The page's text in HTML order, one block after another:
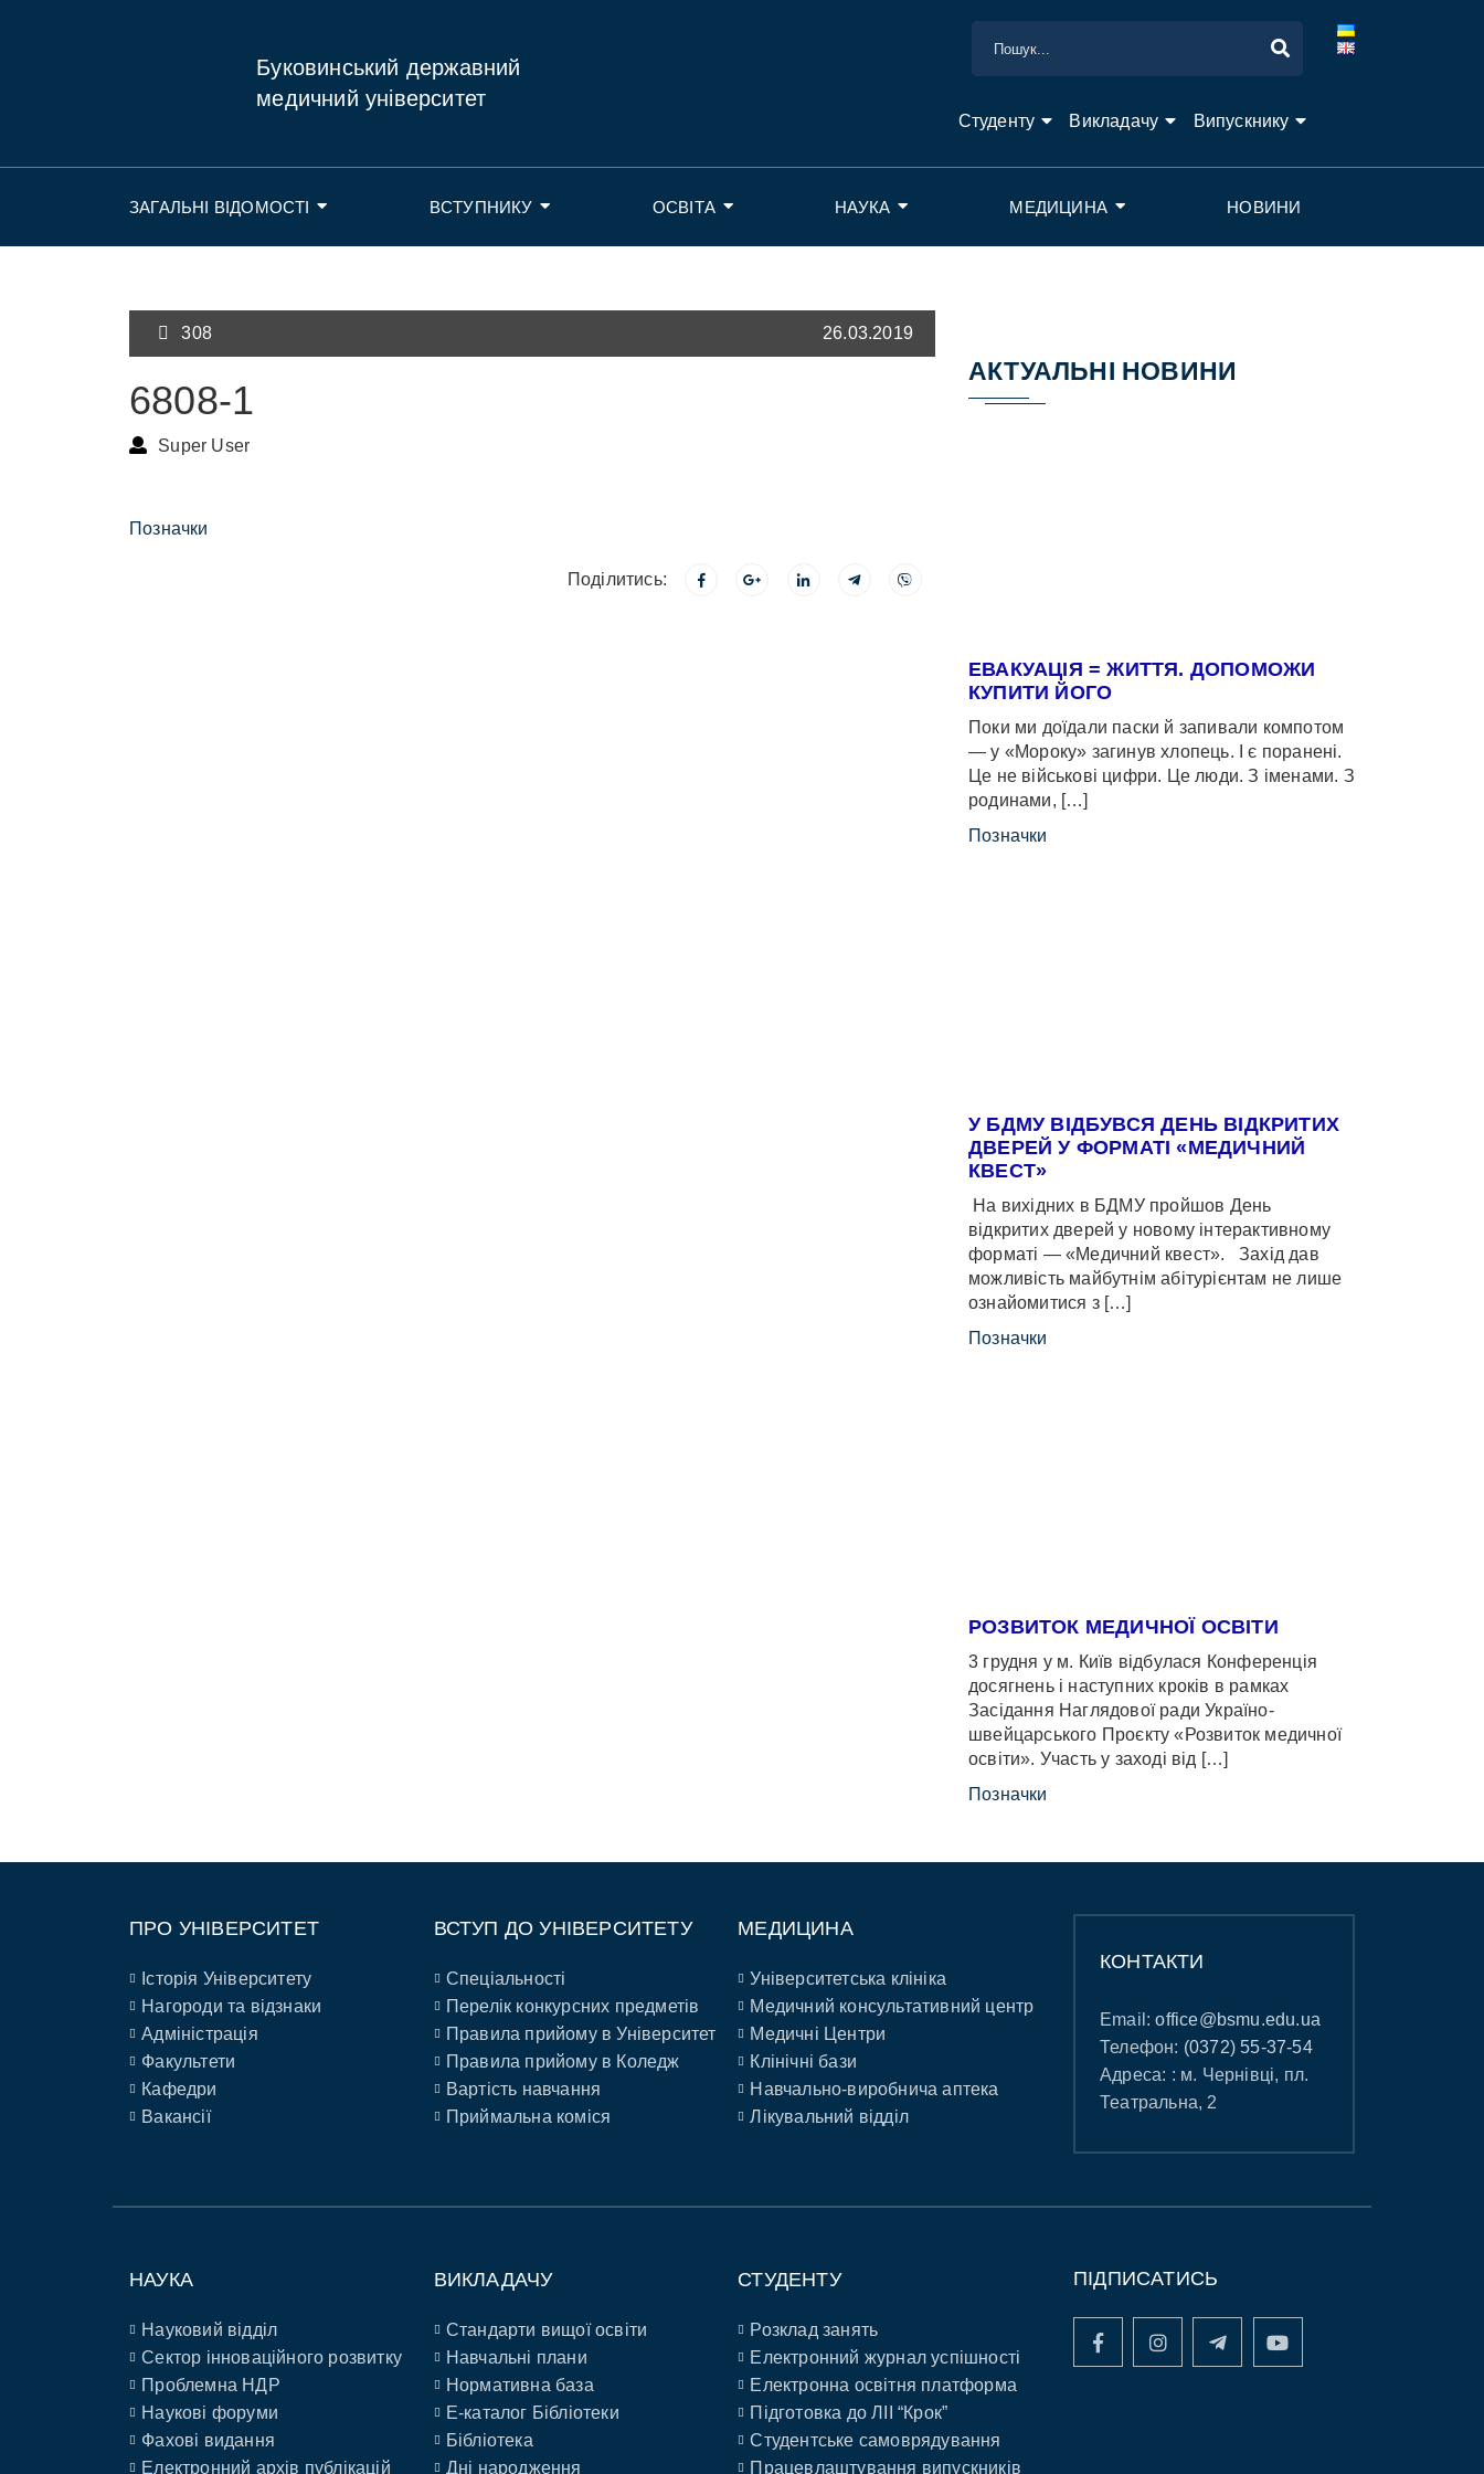
Буковинський державний
медичний університет
Студенту Викладачу Випускнику
ЗАГАЛЬНІ ВІДОМОСТІ ВСТУПНИКУ ОСВІТА НАУКА МЕДИЦИНА НОВИНИ
308 26.03.2019
6808-1
Super User
Позначки
Поділитись:
АКТУАЛЬНІ НОВИНИ
ЕВАКУАЦІЯ = ЖИТТЯ. ДОПОМОЖИ
КУПИТИ ЙОГО
Поки ми доїдали паски й запивали компотом
— у «Мороку» загинув хлопець. І є поранені.
Це не військові цифри. Це люди. З іменами. З
родинами, […]
Позначки
У БДМУ ВІДБУВСЯ ДЕНЬ ВІДКРИТИХ
ДВЕРЕЙ У ФОРМАТІ «МЕДИЧНИЙ
КВЕСТ»
На вихідних в БДМУ пройшов День
відкритих дверей у новому інтерактивному
форматі — «Медичний квест». Захід дав
можливість майбутнім абітурієнтам не лише
ознайомитися з […]
Позначки
РОЗВИТОК МЕДИЧНОЇ ОСВІТИ
3 грудня у м. Київ відбулася Конференція
досягнень і наступних кроків в рамках
Засідання Наглядової ради Україно-
швейцарського Проєкту «Розвиток медичної
освіти». Участь у заході від […]
Позначки
ПРО УНІВЕРСИТЕТ
Історія Університету
Нагороди та відзнаки
Адміністрація
Факультети
Кафедри
Вакансії
ВСТУП ДО УНІВЕРСИТЕТУ
Спеціальності
Перелік конкурсних предметів
Правила прийому в Університет
Правила прийому в Коледж
Вартість навчання
Приймальна коміся
МЕДИЦИНА
Університетська клініка
Медичний консультативний центр
Медичні Центри
Клінічні бази
Навчально-виробнича аптека
Лікувальний відділ
КОНТАКТИ
Email:office@bsmu.edu.ua
Телефон: (0372) 55-37-54
Адреса: : м. Чернівці, пл.
Театральна, 2
НАУКА
Науковий відділ
Сектор інноваційного розвитку
Проблемна НДР
Наукові форуми
Фахові видання
Електронний архів публікацій
ВИКЛАДАЧУ
Стандарти вищої освіти
Навчальні плани
Нормативна база
E-каталог Бібліотеки
Бібліотека
Дні народження
СТУДЕНТУ
Розклад занять
Електронний журнал успішності
Електронна освітня платформа
Підготовка до ЛІІ “Крок”
Студентське самоврядування
Працевлаштування випускників
ПІДПИСАТИСЬ